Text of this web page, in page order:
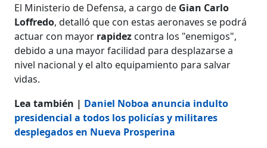
El Ministerio de Defensa, a cargo de Gian Carlo
Loffredo, detalló que con estas aeronaves se podrá
actuar con mayor rapidez contra los "enemigos",
debido a una mayor facilidad para desplazarse a
nivel nacional y el alto equipamiento para salvar
vidas.
Lea también | Daniel Noboa anuncia indulto
presidencial a todos los policías y militares
desplegados en Nueva Prosperina